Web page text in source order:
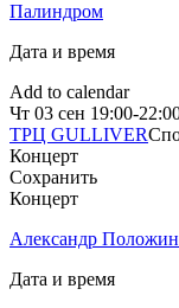
Палиндром
Дата и время
Add to calendar
Чт 03 сен 19:00-
ТРЦ GULLIVER
Концерт
Сохранить
Концерт
Александр
Дата и время